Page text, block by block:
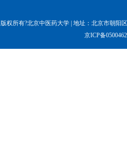
版权所有?北京中医药大学 | 地址：北京市朝阳
京ICP备